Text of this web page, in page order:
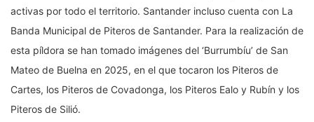
activas por todo el territorio. Santander incluso cuenta con La
Banda Municipal de Piteros de Santander. Para la realización de
esta píldora se han tomado imágenes del ‘Burrumbíu’ de San
Mateo de Buelna en 2025, en el que tocaron los Piteros de
Cartes, los Piteros de Covadonga, los Piteros Ealo y Rubín y los
Piteros de Silió.